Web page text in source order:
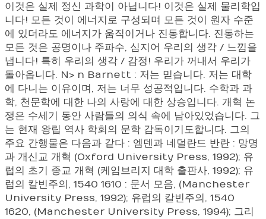
이것은 실제 정신 과학이 아닙니다! 이것은 실제 물리학입
니다! 모든 것이 에너지로 구성되며 모든 것이 원자 수준
에 있더라도 에너지가 움직이거나 진동합니다. 진동하는
모든 것은 공명이나 주파수, 심지어 우리의 생각 / 느낌을
냅니다! 특히 우리의 생각 / 감정! 우리가 꺼내서 우리가
돌아옵니다. N> n Barnett : 저는 믿습니다. 저는 대학
에 다니는 이유이며, 저는 너무 성공적입니다. 수학과 과
학, 천문학에 대한 나의 사랑에 대한 상승입니다. 개혁 논
쟁은 수세기 동안 사람들의 의식 속에 남아있었습니다. 그
는 현재 왕립 역사 학회의 문학 감독이기도합니다. 그의
주요 간행물은 다음과 같다 : 엠덴과 네덜란드 반란 : 망명
과 개신교 개혁 (Oxford University Press, 1992); 유
럽의 초기 종교 개혁 (케임브리지 대학 출판사, 1992); 유
럽의 칼빈주의, 1540 1610 : 문서 모음, (Manchester
University Press, 1992); 유럽의 칼빈주의, 1540
1620, (Manchester University Press, 1994); 그리